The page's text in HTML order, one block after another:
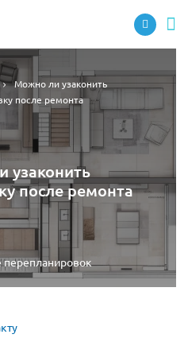
Можно ли узаконить
после ремонта
узаконить
после ремонта
перепланировок